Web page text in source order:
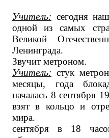
Учитель: сегодня
одной из самых
Великой
Ленинграда.
Звучит метроном.
Учитель: стук
месяцы, года
началась 8 сентября
взят в кольцо и
сентября в 18